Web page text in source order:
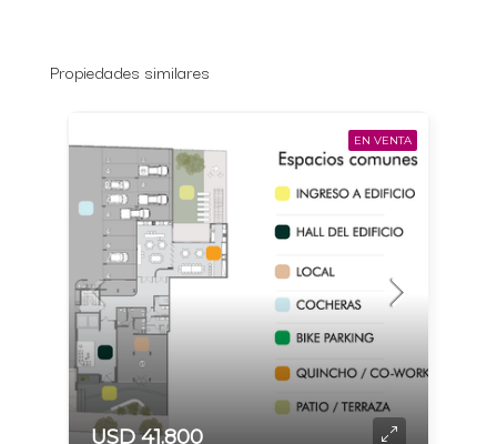
Propiedades similares
EN VENTA
USD 41.800